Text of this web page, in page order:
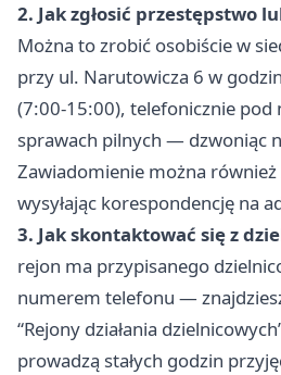
2. Jak zgłosić przestępstwo
Można to zrobić osobiście w
przy ul. Narutowicza 6 w
(7:00-15:00), telefonicznie
sprawach pilnych — dzwoniąc
Zawiadomienie można również
wysyłając korespondencję na
3. Jak skontaktować się z
rejon ma przypisanego
numerem telefonu —
“Rejony działania
prowadzą stałych godzin